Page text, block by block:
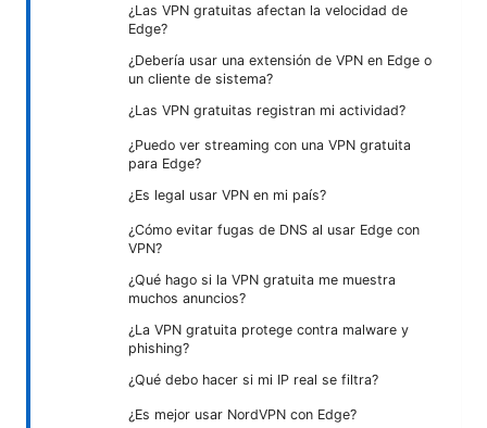
¿Las VPN gratuitas afectan la velocidad de
Edge?
¿Debería usar una extensión de VPN en Edge o
un cliente de sistema?
¿Las VPN gratuitas registran mi actividad?
¿Puedo ver streaming con una VPN gratuita
para Edge?
¿Es legal usar VPN en mi país?
¿Cómo evitar fugas de DNS al usar Edge con
VPN?
¿Qué hago si la VPN gratuita me muestra
muchos anuncios?
¿La VPN gratuita protege contra malware y
phishing?
¿Qué debo hacer si mi IP real se filtra?
¿Es mejor usar NordVPN con Edge?